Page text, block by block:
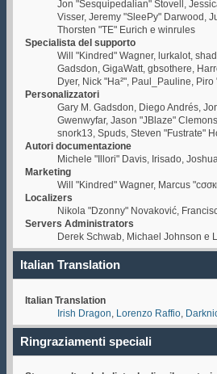
Jon "Sesquipedalian" Stovell,
Visser, Jeremy "SleePy" Darwood,
Thorsten "TE" Eurich e winrules
Specialista del supporto
Will "Kindred" Wagner, lurkalot,
Gadsdon, GigaWatt, gbsothere,
Dyer, Nick "Ha²", Paul_Pauline,
Personalizzatori
Gary M. Gadsdon, Diego Andrés,
Gwenwyfar, Jason "JBlaze"
snork13, Spuds, Steven "Fustrate"
Autori documentazione
Michele "Illori" Davis, Irisado,
Marketing
Will "Kindred" Wagner, Marcus
Localizers
Nikola "Dzonny" Novaković,
Servers Administrators
Derek Schwab, Michael Johnson e
Italian Translation
Italian Translation
Irish Dragon Lorenzo Raffio,
Ringraziamenti speciali